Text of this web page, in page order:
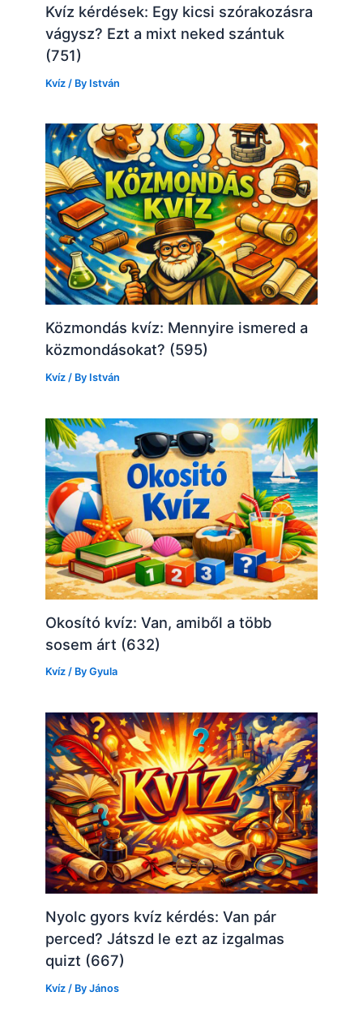
Kvíz kérdések: Egy kicsi szórakozásra
vágysz? Ezt a mixt neked szántuk
(751)
Kvíz / By István
Közmondás kvíz: Mennyire ismered a
közmondásokat? (595)
Kvíz / By István
Okosító kvíz: Van, amiből a több
sosem árt (632)
Kvíz / ByGyula
Nyolc gyors kvíz kérdés: Van pár
perced? Játszd le ezt az izgalmas
quizt (667)
Kvíz / ByJános